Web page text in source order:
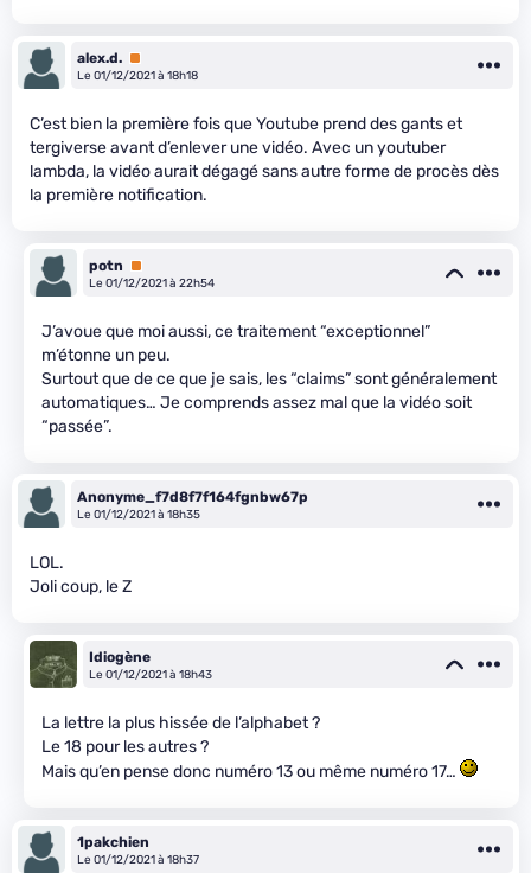
alex.d. Premium
Le 01/12/2021 à 18h18
C’est bien la première fois que Youtube prend des gants et
tergiverse avant d’enlever une vidéo. Avec un youtuber
lambda, la vidéo aurait dégagé sans autre forme de procès dès
la première notification.
potn
Premium
Le 01/12/2021 à 22h54
J’avoue que moi aussi, ce traitement “exceptionnel”
m’étonne un peu.
Surtout que de ce que je sais, les “claims” sont généralement
automatiques… Je comprends assez mal que la vidéo soit
“passée”.
Anonyme_f7d8f7f164fgnbw67p
Le 01/12/2021 à 18h35
LOL.
Joli coup, le Z
Idiogène
Le 01/12/2021 à 18h43
La lettre la plus hissée de l’alphabet ?
Le 18 pour les autres ?
Mais qu’en pense donc numéro 13 ou même numéro 17…
1pakchien
Le 01/12/2021 à 18h37